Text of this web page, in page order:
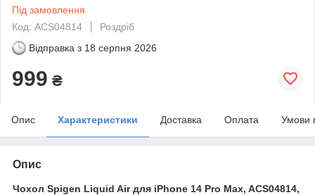
Під замовлення
Код: ACS04814
Роздріб
Відправка з 18 серпня 2026
999 ₴
Опис Характеристики Доставка Оплата Умови
Опис
Чохол Spigen Liquid Air для iPhone 14 Pro Max, ACS04814,